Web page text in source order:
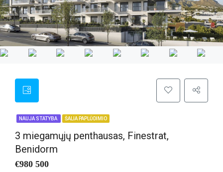
NAUJA STATYBA ŠALIA PAPLŪDIMIO
3 miegamųjų penthausas, Finestrat,
Benidorm
€980 500